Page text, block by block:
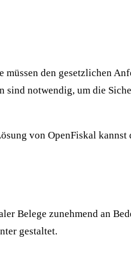
den gesetzlichen
notwendig, um die
von OpenFiskal
Belege zunehmend an
gestaltet.